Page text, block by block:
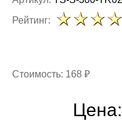
Рейтинг:
Стоимость: 168 ₽
Цена: